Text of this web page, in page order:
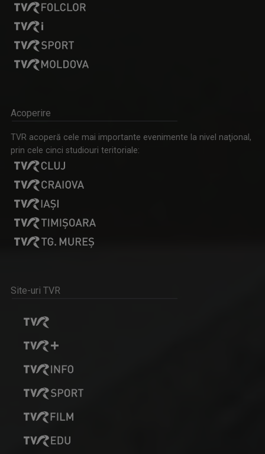
ARENA
RACORD
Eseu cinematografic. Propune o viziune ...
IA ȘI DESCOPERĂ
Din 1993, la TVR Iaşi lucrează ca ...
Acoperire
TVR acoperă cele mai importante evenimente la nivel naţional,
prin cele cinci studiouri teritoriale:
Site-uri TVR